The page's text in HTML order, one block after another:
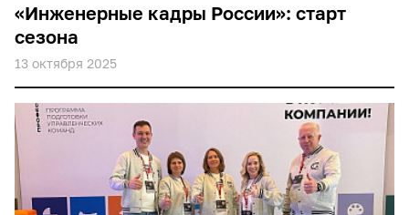
«Инженерные кадры России»: старт
сезона
13 октября 2025